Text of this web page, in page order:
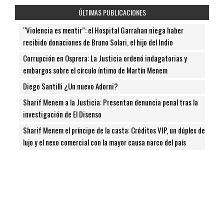
ÚLTIMAS PUBLICACIONES
“Violencia es mentir”: el Hospital Garrahan niega haber
recibido donaciones de Bruno Solari, el hijo del Indio
Corrupción en Osprera: La Justicia ordenó indagatorias y
embargos sobre el círculo íntimo de Martín Menem
Diego Santilli ¿Un nuevo Adorni?
Sharif Menem a la Justicia: Presentan denuncia penal tras la
investigación de El Disenso
Sharif Menem el príncipe de la casta: Créditos VIP, un dúplex de
lujo y el nexo comercial con la mayor causa narco del país